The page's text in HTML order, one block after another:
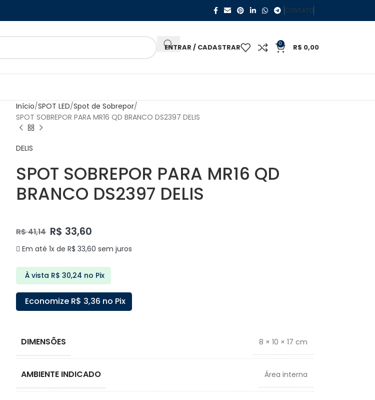
CONTATO
ENTRAR / CADASTRAR 0 R$ 0,00
Início SPOT LED Spot de Sobrepor
SPOT SOBREPOR PARA MR16 QD BRANCO DS2397 DELIS
DELIS
SPOT SOBREPOR PARA MR16 QD
BRANCO DS2397 DELIS
R$41,14 R$ 33,60
Em até 1x de R$ 33,60 sem juros
À vista R$ 30,24 no Pix
Economize R$ 3,36 no Pix
DIMENSÕES 8 × 10 × 17 cm
AMBIENTE INDICADO Área interna